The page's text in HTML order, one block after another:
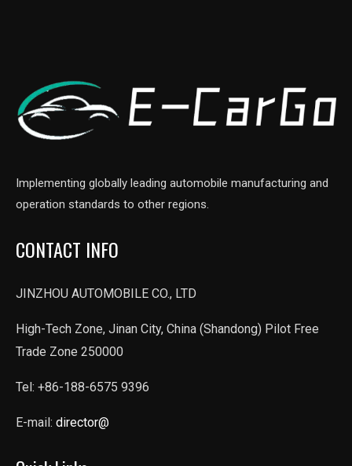
Implementing globally leading automobile manufacturing and
operation standards to other regions.
CONTACT INFO
JINZHOU AUTOMOBILE CO., LTD
High-Tech Zone, Jinan City, China (Shandong) Pilot Free
Trade Zone 250000
Tel: +86-188-6575 9396
E-mail: director@